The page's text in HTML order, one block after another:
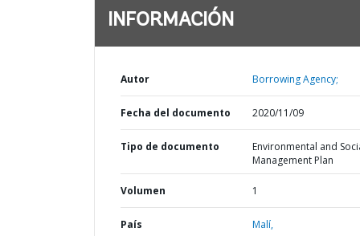
INFORMACIÓN
Autor Borrowing Agency;
Fecha del documento 2020/11/09
Tipo de documento
Environmental and
Management Plan
Volumen 1
País Malí,